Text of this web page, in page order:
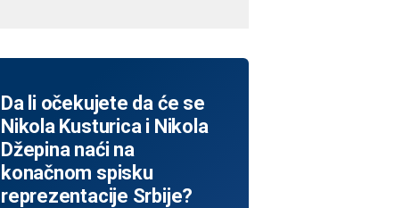
Da li očekujete da će se
Nikola Kusturica i Nikola
Džepina naći na
konačnom spisku
reprezentacije Srbije?